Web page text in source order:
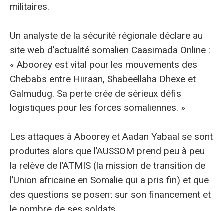
militaires.
Un analyste de la sécurité régionale déclare au
site web d’actualité somalien Caasimada Online :
« Aboorey est vital pour les mouvements des
Chebabs entre Hiiraan, Shabeellaha Dhexe et
Galmudug. Sa perte crée de sérieux défis
logistiques pour les forces somaliennes. »
Les attaques à Aboorey et Aadan Yabaal se sont
produites alors que l’AUSSOM prend peu à peu
la relève de l’ATMIS (la mission de transition de
l’Union africaine en Somalie qui a pris fin) et que
des questions se posent sur son financement et